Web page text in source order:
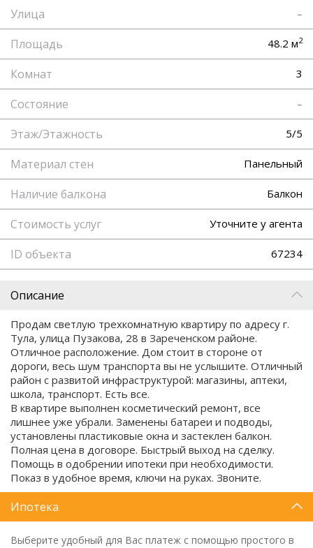
Улица –
Площадь 48.2 м2
Комнат 3
Состояние –
Этаж/Этажность 5/5
Материал стен Панельный
Наличие балкона Балкон
Стоимость услуг Уточните у агента
ID объекта 67234
Описание
Продам светлую трехкомнатную квартиру по адресу г.
Тула, улица Пузакова, 28 в Зареченском районе.
Отличное расположение. Дом стоит в стороне от
дороги, весь шум транспорта вы не услышите. Отличный
район с развитой инфраструктурой: магазины, аптеки,
школа, транспорт. Есть все.
В квартире выполнен косметический ремонт, все
лишнее уже убрали. Заменены батареи и подводы,
установлены пластиковые окна и застеклен балкон.
Полная цена в договоре. Быстрый выход на сделку.
Помощь в одобрении ипотеки при необходимости.
Показ в удобное время, ключи на руках. Звоните.
Ипотека
Выберите удобный для Вас платеж с помощью простого в